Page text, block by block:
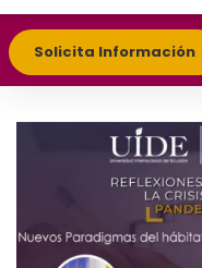
Solicita Información